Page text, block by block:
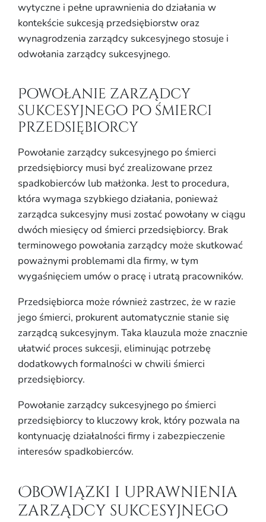
wytyczne i pełne uprawnienia do działania w
kontekście sukcesją przedsiębiorstw oraz
wynagrodzenia zarządcy sukcesyjnego stosuje i
odwołania zarządcy sukcesyjnego.
Powołanie zarządcy
sukcesyjnego po śmierci
przedsiębiorcy
Powołanie zarządcy sukcesyjnego po śmierci
przedsiębiorcy musi być zrealizowane przez
spadkobierców lub małżonka. Jest to procedura,
która wymaga szybkiego działania, ponieważ
zarządca sukcesyjny musi zostać powołany w ciągu
dwóch miesięcy od śmierci przedsiębiorcy. Brak
terminowego powołania zarządcy może skutkować
poważnymi problemami dla firmy, w tym
wygaśnięciem umów o pracę i utratą pracowników.
Przedsiębiorca może również zastrzec, że w razie
jego śmierci, prokurent automatycznie stanie się
zarządcą sukcesyjnym. Taka klauzula może znacznie
ułatwić proces sukcesji, eliminując potrzebę
dodatkowych formalności w chwili śmierci
przedsiębiorcy.
Powołanie zarządcy sukcesyjnego po śmierci
przedsiębiorcy to kluczowy krok, który pozwala na
kontynuację działalności firmy i zabezpieczenie
interesów spadkobierców.
Obowiązki i uprawnienia
zarządcy sukcesyjnego